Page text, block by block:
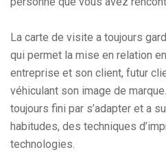
La carte de visite a toujours
qui permet la mise en relation
entreprise et son client, futur
véhiculant son image de
toujours fini par s’adapter et a
habitudes, des techniques
technologies.